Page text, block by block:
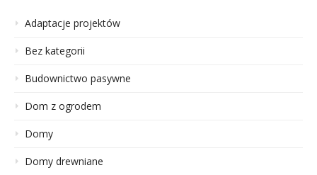
Adaptacje projektów
Bez kategorii
Budownictwo pasywne
Dom z ogrodem
Domy
Domy drewniane